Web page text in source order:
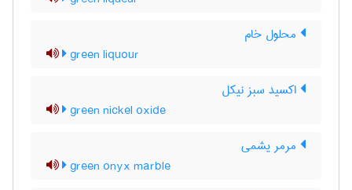
محلول خام
green liquour
اکسید سبز نیکل
green nickel oxide
مرمر یشمی
green onyx marble